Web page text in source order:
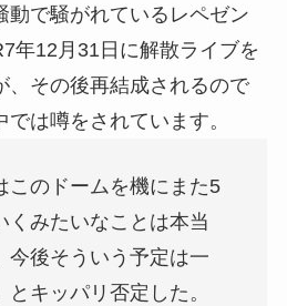
動で騒がれているレペゼン
年12月31日に解散ライブを
、その後再結成されるので
は噂をされています。
このドームを機にまた5
くみたいなことは本当
今後そういう予定は一
キッパリ否定した。